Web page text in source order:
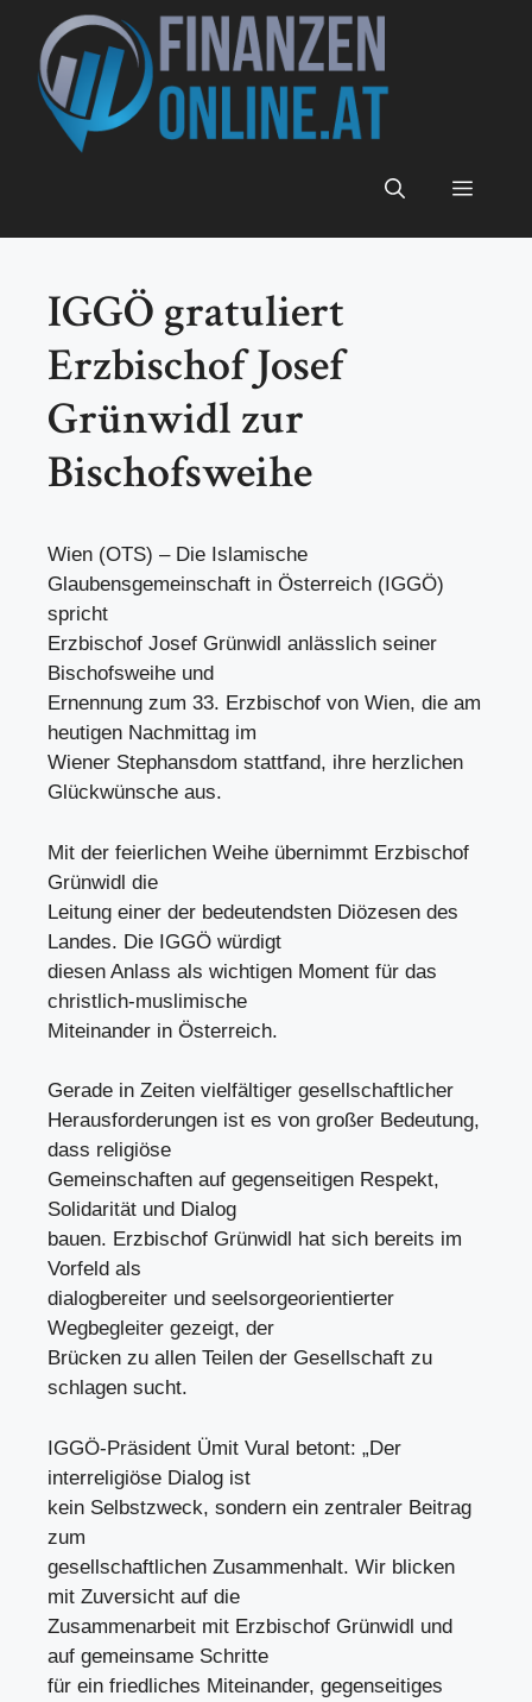
Inhalt
springen
Menü
IGGÖ gratuliert
Erzbischof Josef
Grünwidl zur
Bischofsweihe
Wien (OTS) – Die Islamische
Glaubensgemeinschaft in Österreich (IGGÖ)
spricht
Erzbischof Josef Grünwidl anlässlich seiner
Bischofsweihe und
Ernennung zum 33. Erzbischof von Wien, die am
heutigen Nachmittag im
Wiener Stephansdom stattfand, ihre herzlichen
Glückwünsche aus.
Mit der feierlichen Weihe übernimmt Erzbischof
Grünwidl die
Leitung einer der bedeutendsten Diözesen des
Landes. Die IGGÖ würdigt
diesen Anlass als wichtigen Moment für das
christlich-muslimische
Miteinander in Österreich.
Gerade in Zeiten vielfältiger gesellschaftlicher
Herausforderungen ist es von großer Bedeutung,
dass religiöse
Gemeinschaften auf gegenseitigen Respekt,
Solidarität und Dialog
bauen. Erzbischof Grünwidl hat sich bereits im
Vorfeld als
dialogbereiter und seelsorgeorientierter
Wegbegleiter gezeigt, der
Brücken zu allen Teilen der Gesellschaft zu
schlagen sucht.
IGGÖ-Präsident Ümit Vural betont: „Der
interreligiöse Dialog ist
kein Selbstzweck, sondern ein zentraler Beitrag
zum
gesellschaftlichen Zusammenhalt. Wir blicken
mit Zuversicht auf die
Zusammenarbeit mit Erzbischof Grünwidl und
auf gemeinsame Schritte
für ein friedliches Miteinander, gegenseitiges